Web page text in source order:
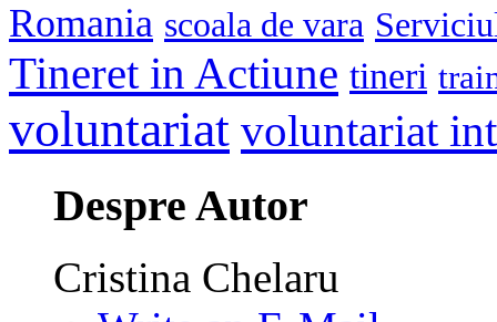
Romania scoala de vara
Tineret in Actiune tineri
voluntariat voluntariat
Despre Autor
Cristina Chelaru